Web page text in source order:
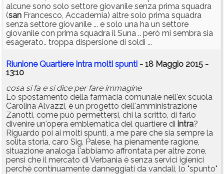
alcune sono solo settore giovanile senza prima squadra
(san Francesco, Accademia) altre solo prima squadra
senza settore giovanile ... e solo una ha un settore
giovanile con prima squadra il Suna .. però mi sembra sia
esagerato.. troppa dispersione di soldi ...
Riunione Quartiere Intra molti spunti - 18 Maggio 2015 -
13:10
cosa si fa e si dice per fare immagine
Lo spostamento della farmacia comunale nell'ex scuola
Carolina Alvazzi, è un progetto dell'amministrazione
Zanotti, come può permettersi, chi la scritto, di farlo
divenire un'opera emblematica del quartiere di intra?
Riguardo poi ai molti spunti, a me pare che sia sempre la
solita storia, caro Sig. Palese, ha pienamente ragione,
situazione analoga l'abbiamo affrontata per altre zone,
pensi che il mercato di Verbania è senza servici igienici
perchè continuamente danneggiati da vandali, lo "spunto"